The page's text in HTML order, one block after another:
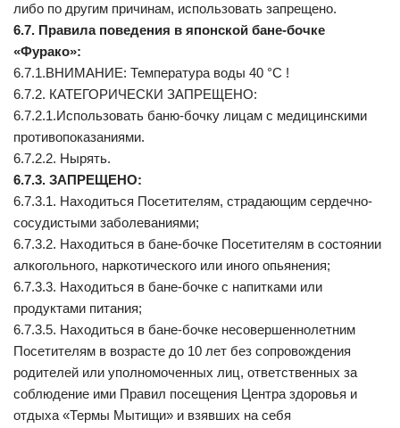
либо по другим причинам, использовать запрещено.
6.7. Правила поведения в японской бане-бочке
«Фурако»:
6.7.1.ВНИМАНИЕ: Температура воды 40 °С !
6.7.2. КАТЕГОРИЧЕСКИ ЗАПРЕЩЕНО:
6.7.2.1.Использовать баню-бочку лицам с медицинскими
противопоказаниями.
6.7.2.2. Нырять.
6.7.3. ЗАПРЕЩЕНО:
6.7.3.1. Находиться Посетителям, страдающим сердечно-
сосудистыми заболеваниями;
6.7.3.2. Находиться в бане-бочке Посетителям в состоянии
алкогольного, наркотического или иного опьянения;
6.7.3.3. Находиться в бане-бочке с напитками или
продуктами питания;
6.7.3.5. Находиться в бане-бочке несовершеннолетним
Посетителям в возрасте до 10 лет без сопровождения
родителей или уполномоченных лиц, ответственных за
соблюдение ими Правил посещения Центра здоровья и
отдыха «Термы Мытищи» и взявших на себя